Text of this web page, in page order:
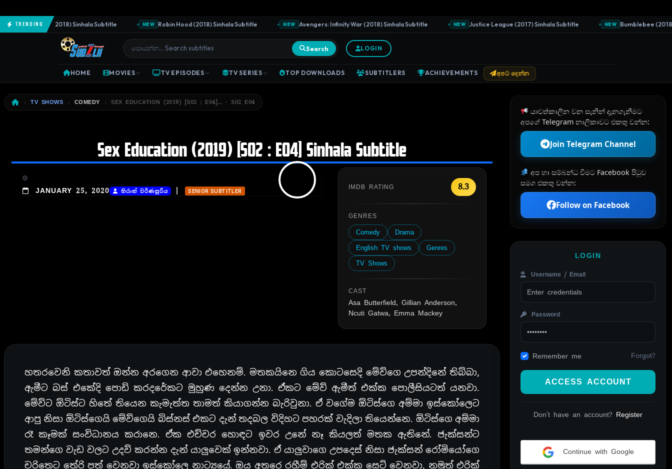
Trending
The Predator (2018) Sinhala Subtitle NEW Robin Hood (2018) Sinhala Subtitle NEW Avengers: Infinity War (2018) Sinhala Subtitle NEW Justice League (2017) Sinhala Subtitle NEW Bumblebee (2018)
Search LOGIN
HOME MOVIES TV EPISODES TV SERIES TOP DOWNLOADS SUBTITLERS ACHIEVEMENTS අපට දෙන්න
TV SHOWS COMEDY SEX EDUCATION (2019) [S02 : E04]… · S02 E04
Sex Education (2019) [S02 : E04] Sinhala Subtitle
JANUARY 25, 2020 හිරාන් වර්ණසූරිය SENIOR SUBTITLER
IMDB RATING 8.3
GENRES
Comedy
Drama
English TV shows
Genres
TV Shows
CAST
Asa Butterfield, Gillian Anderson,
Ncuti Gatwa, Emma Mackey
හතරවෙනි කතාවත් ඔන්න අරගෙන ආවා එහෙනම්. මතකයිනෙ ගිය කොටසෙදි මේව්ගෙ උපන්දිනේ තිබ්බා,
ඇමීට බස් එකේදි පොඩි කරදරේකට මුහුණ දෙන්න උනා. ඒකට මේව් ඇමීත් එක්ක පොලීසියටත් යනවා.
මේව්ට ඕටිස්ට හිතේ තියෙන කැමැත්ත තාමත් කියාගන්න බැරිවුනා. ඒ වගේම ඕටිස්ගෙ අම්මා ඉස්කෝලෙට
ආපු නිසා ඕටිස්ගෙයි මේව්ගෙයි බිස්නස් එකට දැන් තදබල විදිහට පහරක් වැදිලා තියෙන්නෙ. ඕටිස්ගෙ අම්මා
රෑ කෑමක් සංවිධානය කරානෙ. ඒක එච්චර හොඳට ඉවර උනේ නෑ කියලත් මතක ඇතිනේ. ජැක්සන්ට
තමන්ගෙ වැඩ වලට උදව් කරන්න දැන් යාලුවෙක් ඉන්නවා. ඒ යාලුවාගෙ උපදෙස් නිසා ජැක්සන් රෝමියෝගෙ
චරිතෙට තේරි පත් වෙනවා ඉස්කෝලෙ නාට්‍යයේ. ඔය අතරෙ රහීම් එරික් එක්ක සෙට් වෙනවා, නමුත් එරික්
යාවත්කාලීන වන සැනින් දැනගැනීමට
අපගේ Telegram නාලිකාවට එකතු වන්න:
Join Telegram Channel
අප හා සම්බන්ධ වීමට Facebook පිටුව
සමග එකතු වන්න:
Follow on Facebook
LOGIN
Username / Email
Password
Remember me Forgot?
ACCESS ACCOUNT
Don't have an account? Register
Continue with Google